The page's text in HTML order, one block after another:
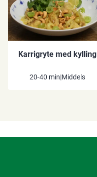
Karrigryte med kylling
20-40 min|Middels